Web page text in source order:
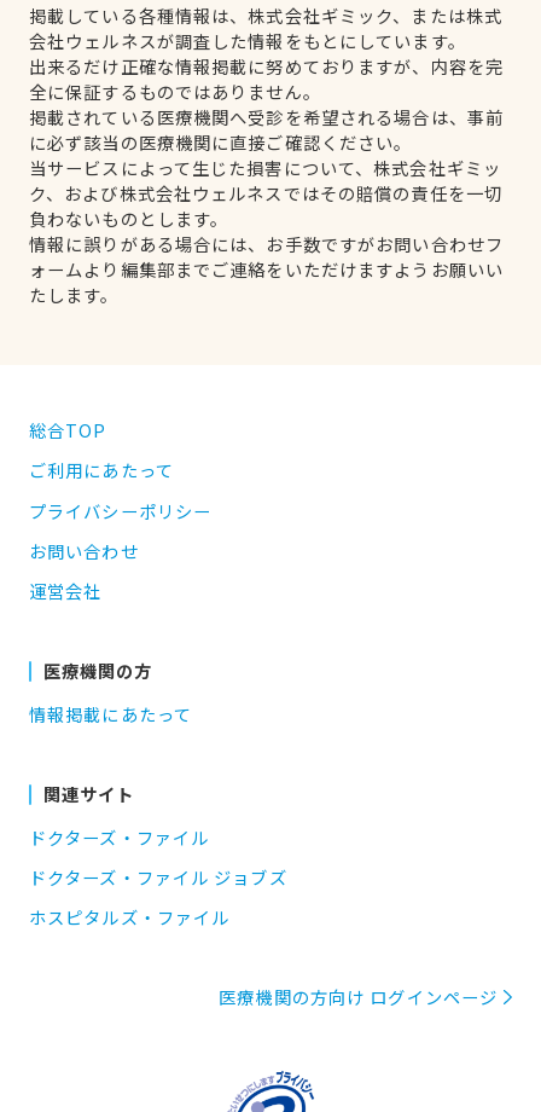
掲載している各種情報は、株式会社ギミック、または株式
会社ウェルネスが調査した情報をもとにしています。
出来るだけ正確な情報掲載に努めておりますが、内容を完
全に保証するものではありません。
掲載されている医療機関へ受診を希望される場合は、事前
に必ず該当の医療機関に直接ご確認ください。
当サービスによって生じた損害について、株式会社ギミッ
ク、および株式会社ウェルネスではその賠償の責任を一切
負わないものとします。
情報に誤りがある場合には、お手数ですがお問い合わせフ
ォームより編集部までご連絡をいただけますようお願いい
たします。
総合TOP
ご利用にあたって
プライバシーポリシー
お問い合わせ
運営会社
医療機関の方
情報掲載にあたって
関連サイト
ドクターズ・ファイル
ドクターズ・ファイル ジョブズ
ホスピタルズ・ファイル
医療機関の方向け ログインページ